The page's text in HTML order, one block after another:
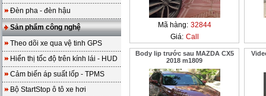
Đèn pha - đèn hậu
Sản phẩm công nghệ
Theo dõi xe qua vệ tinh GPS
Hiển thị tốc độ trên kính lái - HUD
Cảm biến áp suất lốp - TPMS
Bộ StartStop ô tô xe hơi
Mã hàng: 32844
Giá: Call
Body lip trước sau MAZDA CX5
2018 m1809